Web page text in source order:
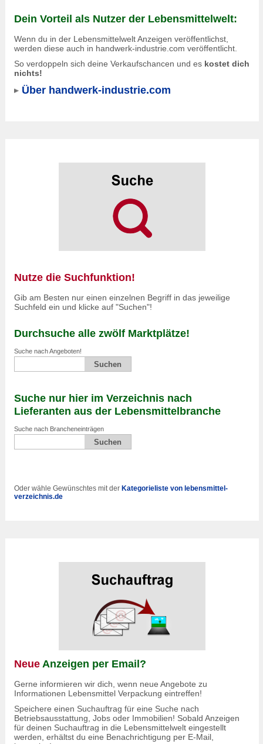
Dein Vorteil als Nutzer der Lebensmittelwelt:
Wenn du in der Lebensmittelwelt Anzeigen veröffentlichst,
werden diese auch in handwerk-industrie.com veröffentlicht.
So verdoppeln sich deine Verkaufschancen und es kostet dich
nichts!
Über handwerk-industrie.com
Nutze die Suchfunktion!
Gib am Besten nur einen einzelnen Begriff in das jeweilige
Suchfeld ein und klicke auf "Suchen"!
Durchsuche alle zwölf Marktplätze!
Suche nach Angeboten!
Suche nur hier im Verzeichnis nach
Lieferanten aus der Lebensmittelbranche
Suche nach Brancheneinträgen
Oder wähle Gewünschtes mit der Kategorieliste von lebensmittel-
verzeichnis.de
Neue Anzeigen per Email?
Gerne informieren wir dich, wenn neue Angebote zu
Informationen Lebensmittel Verpackung eintreffen!
Speichere einen Suchauftrag für eine Suche nach
Betriebsausstattung, Jobs oder Immobilien! Sobald Anzeigen
für deinen Suchauftrag in die Lebensmittelwelt eingestellt
werden, erhältst du eine Benachrichtigung per E-Mail,